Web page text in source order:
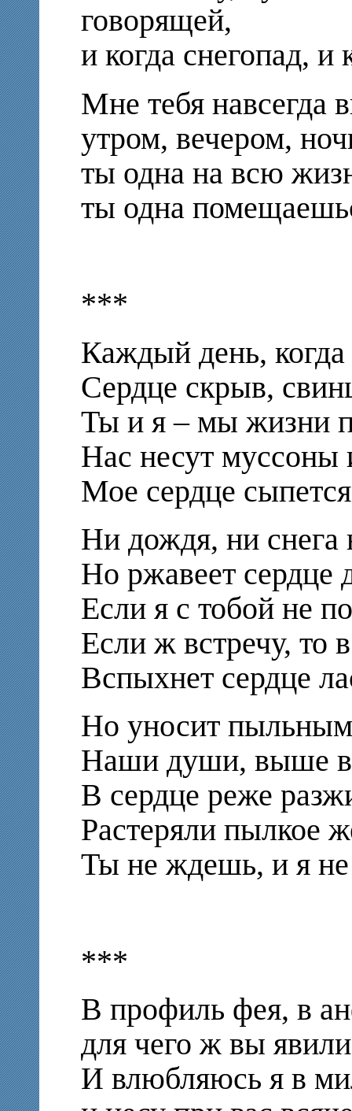
говорящей,
и когда снегопад,
Мне тебя навсегда
утром, вечером,
ты одна на всю
ты одна
***
Каждый день,
Сердце скрыв,
Ты и я – мы жизни
Нас несут муссоны
Мое сердце
Ни дождя, ни снега
Но ржавеет сердце
Если я с тобой не
Если ж встречу, то
Вспыхнет сердце
Но уносит
Наши души, выше в
В сердце реже
Растеряли пылкое
Ты не ждешь, и я
***
В профиль фея, в
для чего ж вы
И влюбляюсь я в